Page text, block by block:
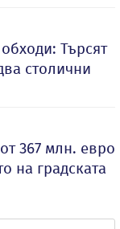
Търсят
столични
367 млн. евро
на градската